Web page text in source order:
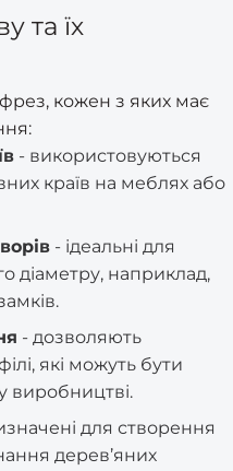
та їх
фрез, кожен з яких має
- використовуються
країв на меблях або
- ідеальні для
діаметру, наприклад,
- дозволяють
які можуть бути
виробництві.
для створення
дерев’яних